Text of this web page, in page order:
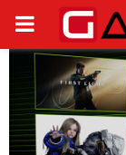
PRIMARY
MENU